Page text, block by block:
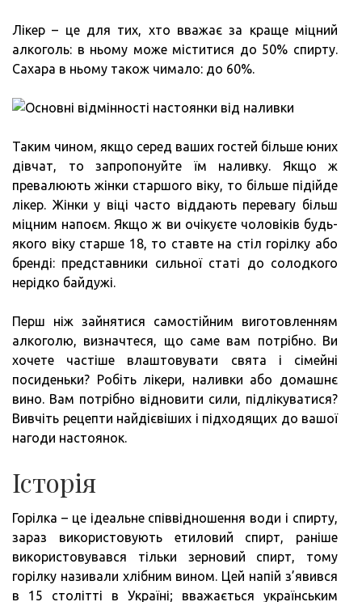
Лікер – це для тих, хто вважає за краще міцний
алкоголь: в ньому може міститися до 50% спирту.
Сахара в ньому також чимало: до 60%.
Таким чином, якщо серед ваших гостей більше юних
дівчат, то запропонуйте їм наливку. Якщо ж
превалюють жінки старшого віку, то більше підійде
лікер. Жінки у віці часто віддають перевагу більш
міцним напоєм. Якщо ж ви очікуєте чоловіків будь-
якого віку старше 18, то ставте на стіл горілку або
бренді: представники сильної статі до солодкого
нерідко байдужі.
Перш ніж зайнятися самостійним виготовленням
алкоголю, визначтеся, що саме вам потрібно. Ви
хочете частіше влаштовувати свята і сімейні
посиденьки? Робіть лікери, наливки або домашнє
вино. Вам потрібно відновити сили, підлікуватися?
Вивчіть рецепти найдієвіших і підходящих до вашої
нагоди настоянок.
Історія
Горілка – це ідеальне співвідношення води і спирту,
зараз використовують етиловий спирт, раніше
використовувався тільки зерновий спирт, тому
горілку називали хлібним вином. Цей напій з’явився
в 15 столітті в Україні; вважається українським